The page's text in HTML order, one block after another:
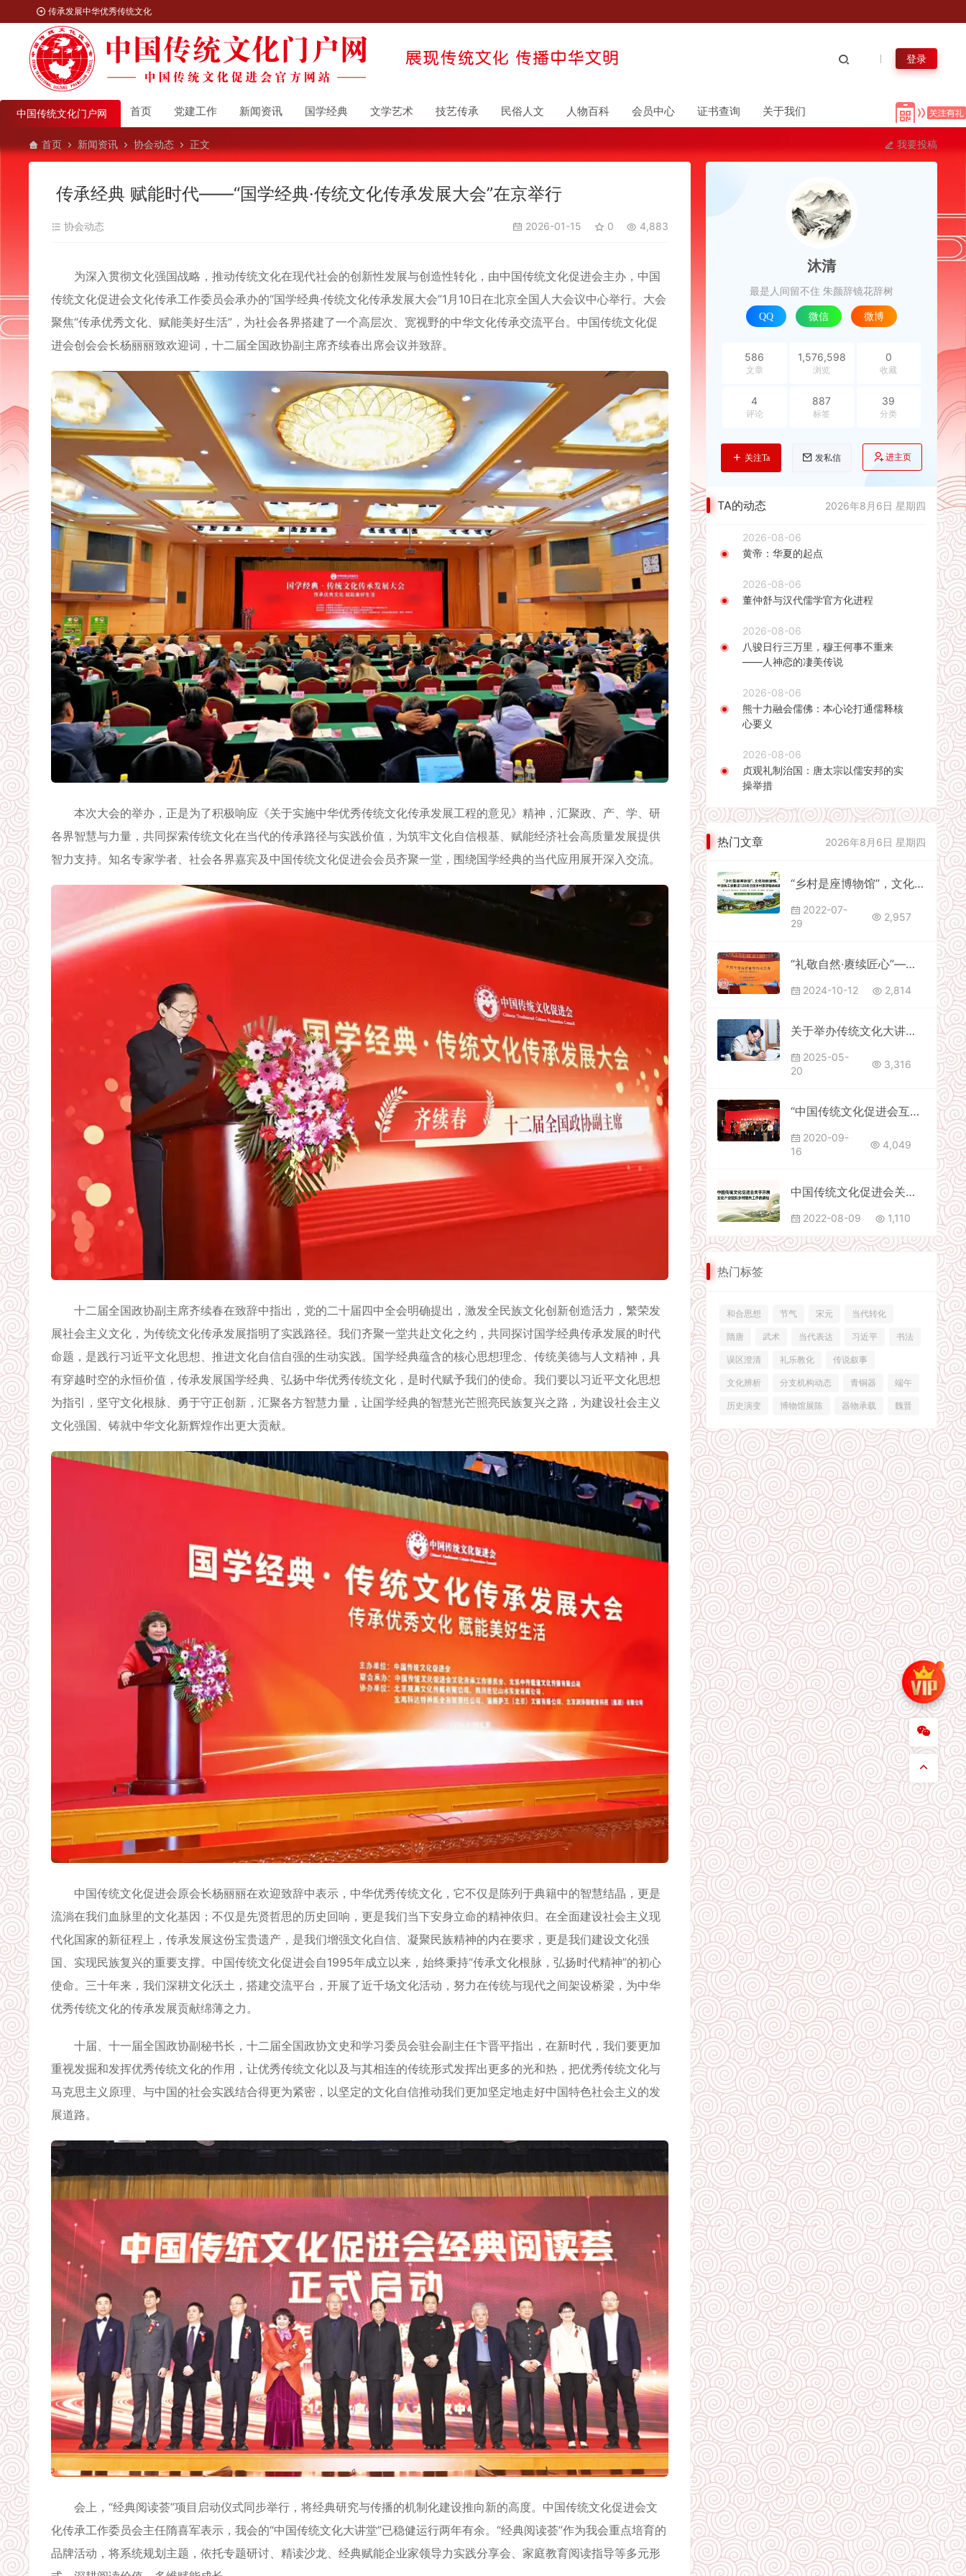
传承发展中华优秀传统文化
登录
中国传统文化门户网 首页 党建工作 新闻资讯 国学经典 文学艺术 技艺传承 民俗人文 人物百科 会员中心 证书查询 关于我们
首页 新闻资讯 协会动态 正文 我要投稿
传承经典 赋能时代——“国学经典·传统文化传承发展大会”在京举行
协会动态 2026-01-15 0 4,883
为深入贯彻文化强国战略，推动传统文化在现代社会的创新性发展与创造性转化，由中国传统文化促进会主办，中国
传统文化促进会文化传承工作委员会承办的“国学经典·传统文化传承发展大会”1月10日在北京全国人大会议中心举行。大会
聚焦“传承优秀文化、赋能美好生活”，为社会各界搭建了一个高层次、宽视野的中华文化传承交流平台。中国传统文化促
进会创会会长杨丽丽致欢迎词，十二届全国政协副主席齐续春出席会议并致辞。
本次大会的举办，正是为了积极响应《关于实施中华优秀传统文化传承发展工程的意见》精神，汇聚政、产、学、研
各界智慧与力量，共同探索传统文化在当代的传承路径与实践价值，为筑牢文化自信根基、赋能经济社会高质量发展提供
智力支持。知名专家学者、社会各界嘉宾及中国传统文化促进会会员齐聚一堂，围绕国学经典的当代应用展开深入交流。
十二届全国政协副主席齐续春在致辞中指出，党的二十届四中全会明确提出，激发全民族文化创新创造活力，繁荣发
展社会主义文化，为传统文化传承发展指明了实践路径。我们齐聚一堂共赴文化之约，共同探讨国学经典传承发展的时代
命题，是践行习近平文化思想、推进文化自信自强的生动实践。国学经典蕴含的核心思想理念、传统美德与人文精神，具
有穿越时空的永恒价值，传承发展国学经典、弘扬中华优秀传统文化，是时代赋予我们的使命。我们要以习近平文化思想
为指引，坚守文化根脉、勇于守正创新，汇聚各方智慧力量，让国学经典的智慧光芒照亮民族复兴之路，为建设社会主义
文化强国、铸就中华文化新辉煌作出更大贡献。
中国传统文化促进会原会长杨丽丽在欢迎致辞中表示，中华优秀传统文化，它不仅是陈列于典籍中的智慧结晶，更是
流淌在我们血脉里的文化基因；不仅是先贤哲思的历史回响，更是我们当下安身立命的精神依归。在全面建设社会主义现
代化国家的新征程上，传承发展这份宝贵遗产，是我们增强文化自信、凝聚民族精神的内在要求，更是我们建设文化强
国、实现民族复兴的重要支撑。中国传统文化促进会自1995年成立以来，始终秉持“传承文化根脉，弘扬时代精神”的初心
使命。三十年来，我们深耕文化沃土，搭建交流平台，开展了近千场文化活动，努力在传统与现代之间架设桥梁，为中华
优秀传统文化的传承发展贡献绵薄之力。
十届、十一届全国政协副秘书长，十二届全国政协文史和学习委员会驻会副主任卞晋平指出，在新时代，我们要更加
重视发掘和发挥优秀传统文化的作用，让优秀传统文化以及与其相连的传统形式发挥出更多的光和热，把优秀传统文化与
马克思主义原理、与中国的社会实践结合得更为紧密，以坚定的文化自信推动我们更加坚定地走好中国特色社会主义的发
展道路。
会上，“经典阅读荟”项目启动仪式同步举行，将经典研究与传播的机制化建设推向新的高度。中国传统文化促进会文
化传承工作委员会主任隋喜军表示，我会的“中国传统文化大讲堂”已稳健运行两年有余。“经典阅读荟”作为我会重点培育的
品牌活动，将系统规划主题，依托专题研讨、精读沙龙、经典赋能企业家领导力实践分享会、家庭教育阅读指导等多元形
沐清
最是人间留不住 朱颜辞镜花辞树
QQ 微信 微博
586
文章
1,576,598
浏览
0
收藏
4
评论
887
标签
39
分类
关注Ta 发私信 进主页
TA的动态 2026年8月6日 星期四
2026-08-06
黄帝：华夏的起点
2026-08-06
董仲舒与汉代儒学官方化进程
2026-08-06
八骏日行三万里，穆王何事不重来
——人神恋的凄美传说
2026-08-06
熊十力融会儒佛：本心论打通儒释核
心要义
2026-08-06
贞观礼制治国：唐太宗以儒安邦的实
操举措
热门文章 2026年8月6日 星期四
“乡村是座博物馆”，文化和旅游部、中国关工委推出128条全国乡村旅游精品线路
2022-07-
29
2,957
“礼敬自然·赓续匠心”—— 仁怀市茅台镇重阳祭水大典盛大举行
2024-10-12 2,814
关于举办传统文化大讲堂第五期“新时代企业家文化素养提升与企业文化建设资源对接”专题讲座的通知
2025-05-
20
3,316
“中国传统文化促进会互联网经济发展委员会”在京成立
2020-09-
16
4,049
中国传统文化促进会关于开展 文化产业赋能乡村振兴工作的通知
2022-08-09 1,110
热门标签
和合思想 节气 宋元 当代转化
隋唐 武术 当代表达 习近平 书法
误区澄清 礼乐教化 传说叙事
文化辨析 分支机构动态 青铜器 端午
历史演变 博物馆展陈 器物承载 魏晋